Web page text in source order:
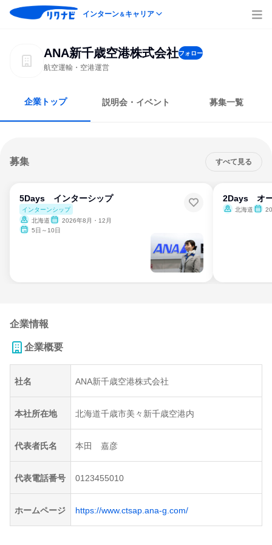
インターン＆キャリア
ANA新千歳空港株式会社フォロー
航空運輸・空港運営
企業トップ 説明会・イベント 募集一覧
募集 すべて見る
5Days インターシップ
インターンシップ
北海道
2026年8月・12月
5日～10日
2Days オー
北海道
企業情報
企業概要
社名 ANA新千歳空港株式会社
本社所在地 北海道千歳市美々新千歳空港内
代表者氏名 本田 嘉彦
代表電話番号 0123455010
ホームページ https://www.ctsap.ana-g.com/